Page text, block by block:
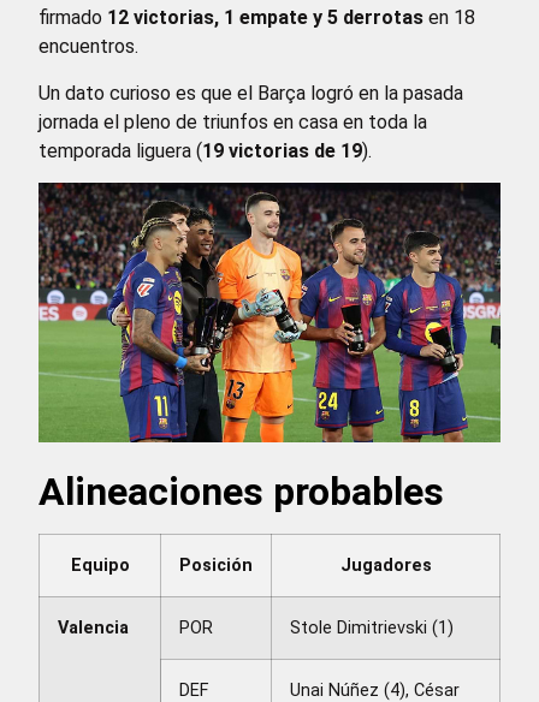
firmado 12 victorias, 1 empate y 5 derrotas en 18
encuentros.
Un dato curioso es que el Barça logró en la pasada
jornada el pleno de triunfos en casa en toda la
temporada liguera (19 victorias de 19).
Alineaciones probables
Equipo Posición Jugadores
Valencia POR Stole Dimitrievski (1)
DEF
Unai Núñez (4), César